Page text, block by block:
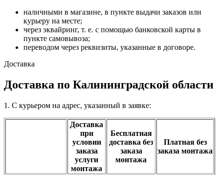
наличными в магазине, в пункте выдачи заказов или
курьеру на месте;
через эквайринг, т. е. с помощью банковской карты в
пункте самовывоза;
переводом через реквизиты, указанные в договоре.
Доставка
Доставка по Калининградской области
1. С курьером на адрес, указанный в заявке:
Доставка
при
условии
заказа
услуги
монтажа
Бесплатная
доставка без
заказа
монтажа
Платная без
заказа монтажа